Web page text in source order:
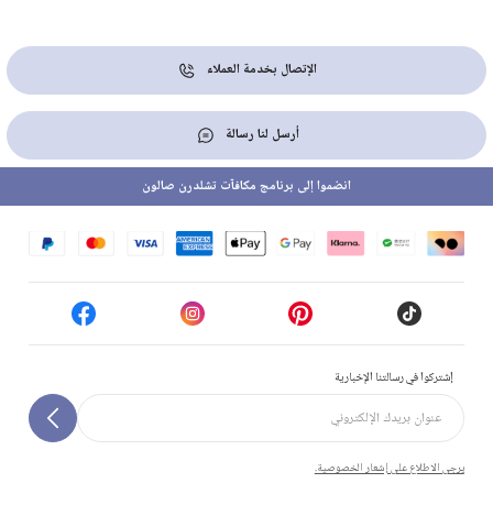
الإتصال بخدمة العملاء
أرسل لنا رسالة
إشتركوا في رسالتنا الإخبارية
يرجى الاطلاع على إشعار الخصوصية.
انضموا إلى برنامج مكافآت تشلدرن صالون